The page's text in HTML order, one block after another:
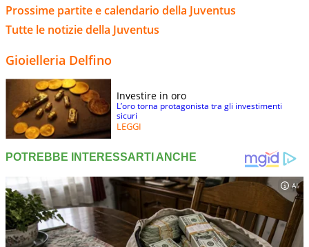
Prossime partite e calendario della Juventus
Tutte le notizie della Juventus
Gioielleria Delfino
Investire in oro
L’oro torna protagonista tra gli investimenti
sicuri
LEGGI